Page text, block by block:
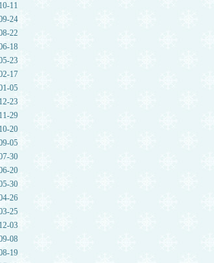
11
24
22
18
23
17
05
23
29
20
05
30
20
30
26
25
03
08
19